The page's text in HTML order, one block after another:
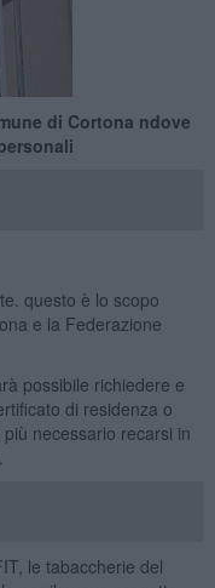
di Cortona ndove
questo è lo scopo
e la Federazione
possibile richiedere e
di residenza o
necessario recarsi in
le tabaccherie del